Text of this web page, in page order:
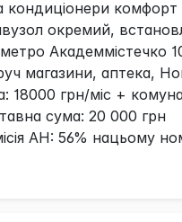
кондиціонери комфорт
окремий,
Академмістечко
магазини, аптека,
18000 грн/міс +
сума: 20 000 грн
АН: 56% нацьому